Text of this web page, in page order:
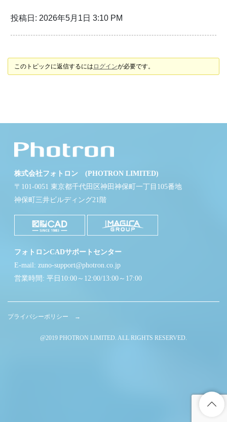
投稿日: 2026年5月1日 3:10 PM
このトピックに返信するには ログインが必要です。
株式会社フォトロン (PHOTRON LIMITED)
〒101-0051 東京都千代田区神田神保町一丁目105番地
神保町三井ビルディング21階
フォトロンCADサポートセンター
E-mail: zuno-support@photron.co.jp
営業時間: 平日10:00～12:00/13:00～17:00
プライバシーポリシー →
@2019 PHOTRON LIMITED. ALL RIGHTS RESERVED.